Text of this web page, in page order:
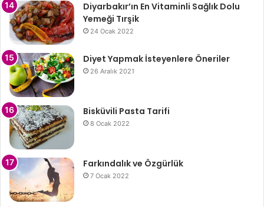
Diyarbakır’ın En Vitaminli Sağlık Dolu
Yemeği Tırşik
24 Ocak 2022
Diyet Yapmak İsteyenlere Öneriler
26 Aralık 2021
Bisküvili Pasta Tarifi
8 Ocak 2022
Farkındalık ve Özgürlük
7 Ocak 2022